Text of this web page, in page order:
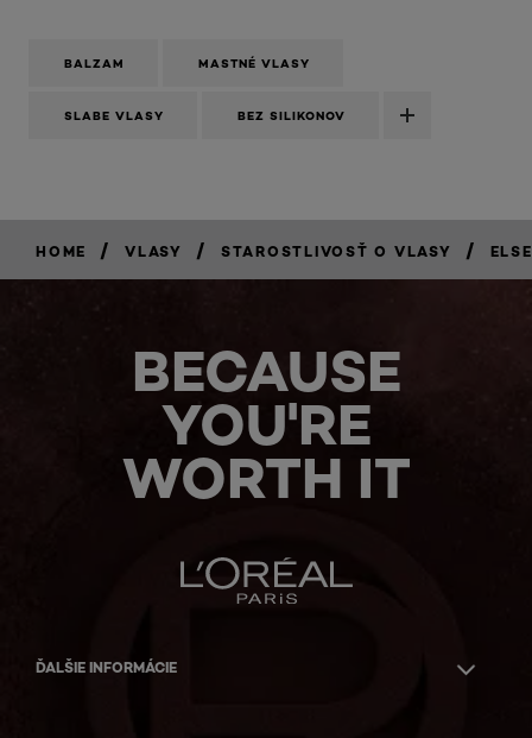
BALZAM MASTNÉ VLASY
SLABE VLASY BEZ SILIKONOV
HOME / VLASY / STAROSTLIVOSŤ O VLASY /
BECAUSE
YOU'RE
WORTH IT
ĎALŠIE INFORMÁCIE